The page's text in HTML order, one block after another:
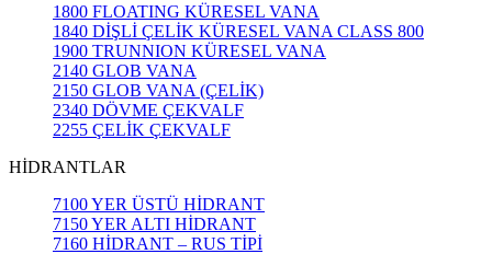
1800 FLOATING KÜRESEL VANA
1840 DİŞLİ ÇELİK KÜRESEL VANA CLASS 800
1900 TRUNNION KÜRESEL VANA
2140 GLOB VANA
2150 GLOB VANA (ÇELİK)
2340 DÖVME ÇEKVALF
2255 ÇELİK ÇEKVALF
HİDRANTLAR
7100 YER ÜSTÜ HİDRANT
7150 YER ALTI HİDRANT
7160 HİDRANT – RUS TİPİ